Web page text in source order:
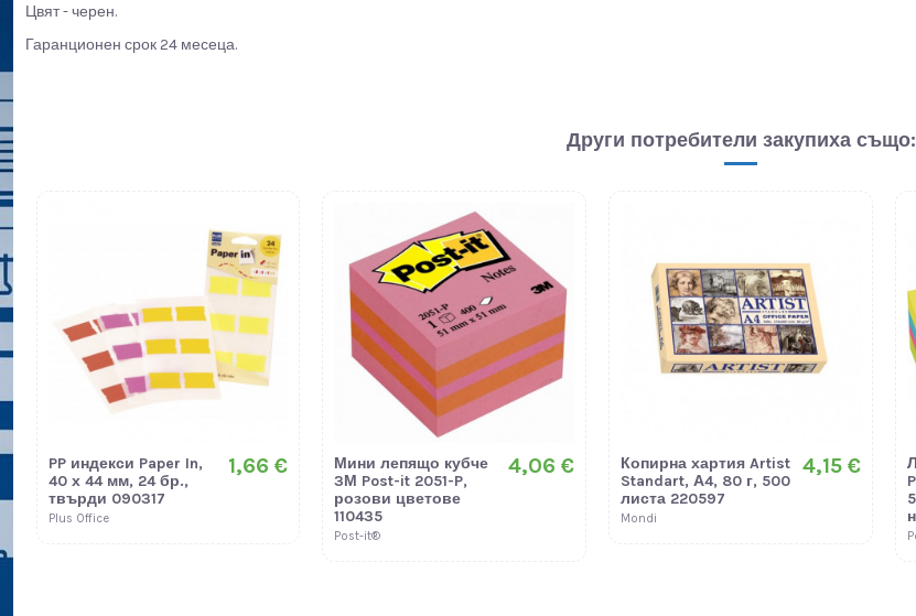
Цвят - черен.
Гаранционен срок 24 месеца.
Други потребители закупиха също:
PP индекси Paper In,
40 х 44 мм, 24 бр.,
твърди 090317
Plus Office
1,66 €
Мини лепящо кубче
3М Post-it 2051-P,
розови цветове
110435
Post-it®
4,06 €
Копирна хартия Artist
Standart, А4, 80 г, 500
листа 220597
Mondi
4,15 €